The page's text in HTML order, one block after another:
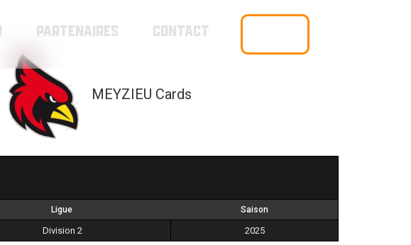
PARTENAIRES CONTACT
MEYZIEU Cards
Ligue Saison
Division 2 2025